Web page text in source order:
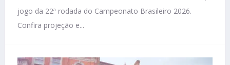
jogo da 22ª rodada do Campeonato Brasileiro 2026.
Confira projeção e...